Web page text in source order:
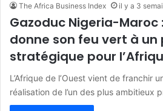
The Africa Business Index il y a 3
Gazoduc Nigeria-Maroc :
donne son feu vert à un
stratégique pour
L’Afrique de l’Ouest vient de franchir
réalisation de l’un des plus ambitieux